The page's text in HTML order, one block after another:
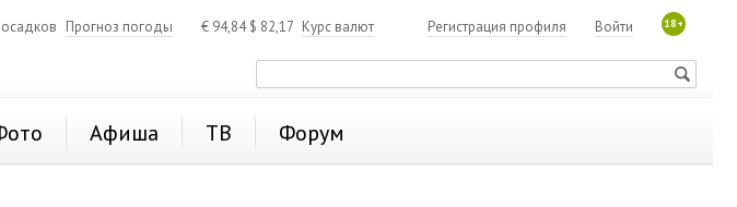
Прогноз погоды € 94,84$ 82,17 Курс валют 18+
Войти
Регистрация профиля
Афиша ТВ Форум